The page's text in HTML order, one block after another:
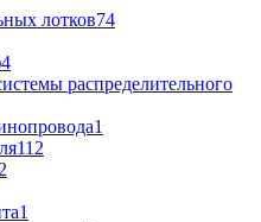
лотков74
4
распределительного
1
112
2
1